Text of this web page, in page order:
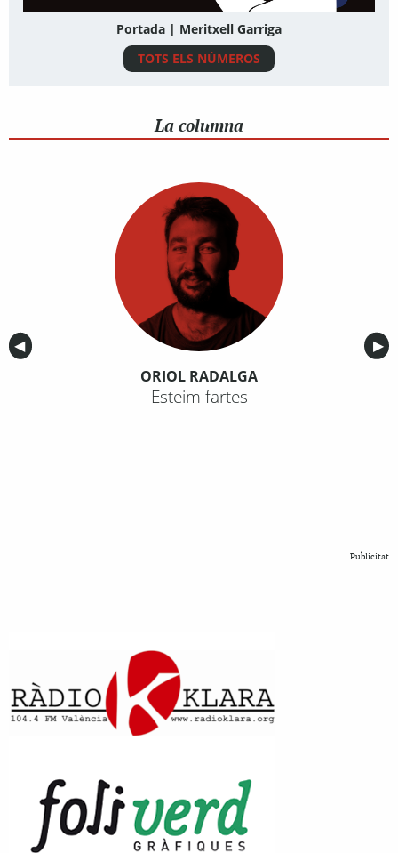
Portada | Meritxell Garriga
TOTS ELS NÚMEROS
La columna
Anterior
◀︎ ▶︎
ORIOL RADALGA
Esteim fartes
Publicitat